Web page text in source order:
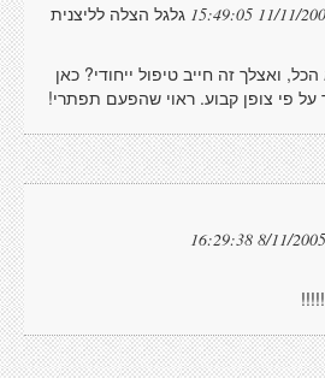
11/11/2005 גלגל הצלה לליצנית
ואצלך זה חייב טיפול ייחודי? כאן
על פי צופן קבוע. ראוי שהפעם תפתרי!
8/11/2005 16:29:38